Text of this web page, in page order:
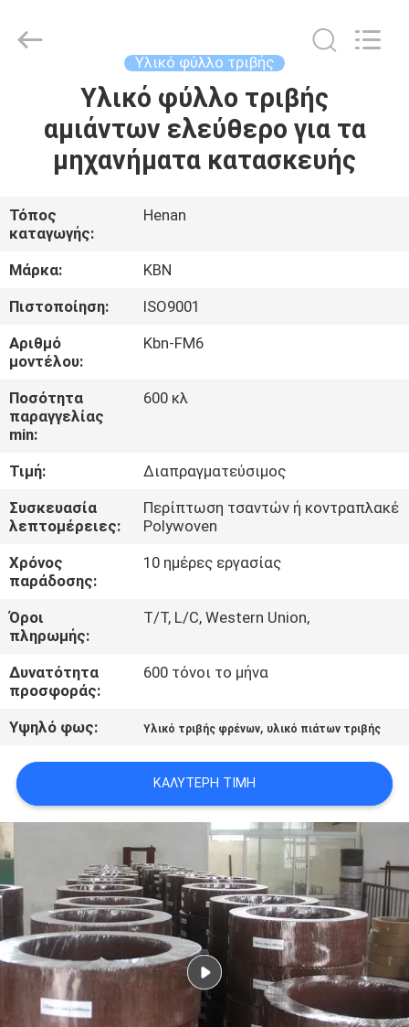
ΠΡΟΪΌΝΤΑ
ΠΕΡΊΠΟΥ
ΕΜΕΊΣ
ΓΎΡΟΣ
ΕΡΓΟΣΤΑΣΊΩΝ
ΠΟΙΟΤΙΚΌΣ
ΈΛΕΓΧΟΣ
ΜΑΣ
ΕΛΆΤΕ
ΕΠΑΦΉ
ΜΕ
ΖΗΤΉΣΤΕ
ΈΝΑ
ΑΠΌΣΠΑΣΜΑ
SITEMAP
PRIVACY
POLICY
Υλικό φύλλο τριβής
Υλικό φύλλο τριβής
αμιάντων ελεύθερο για τα
μηχανήματα κατασκευής
Τόπος
καταγωγής:
Henan
Μάρκα:
KBN
Πιστοποίηση:
ISO9001
Αριθμό
μοντέλου:
Kbn-FM6
Ποσότητα
παραγγελίας
min:
600 κλ
Τιμή:
Διαπραγματεύσιμος
Συσκευασία
λεπτομέρειες:
Περίπτωση τσαντών ή κοντραπλακέ
Polywoven
Χρόνος
παράδοσης:
10 ημέρες εργασίας
Όροι
πληρωμής:
T/T, L/C, Western Union,
Δυνατότητα
προσφοράς:
600 τόνοι το μήνα
Υψηλό φως: Υλικό τριβής φρένων, υλικό πιάτων τριβής
ΚΑΛΎΤΕΡΗ ΤΙΜΉ